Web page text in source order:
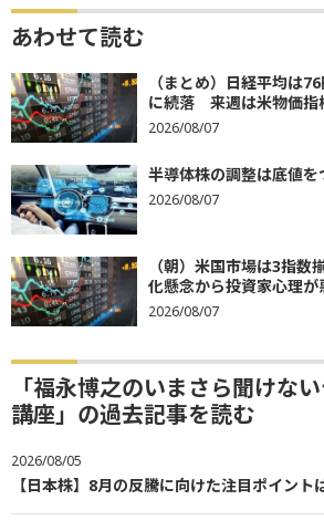
あわせて読む
（まとめ）日経平均は
に続落 来週は米物価指
2026/08/07
半導体株の調整は底値を
2026/08/07
（朝）米国市場は3指
化懸念から投資家心理が
2026/08/07
「福永博之のいまさら聞けな
講座」の過去記事を読む
2026/08/05
【日本株】8月の反騰に向けた注目ポイント